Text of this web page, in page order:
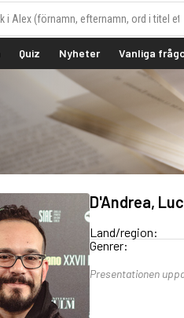
Quiz Nyheter Vanliga
D'Andrea,
Land/region:
Genrer:
Presentationen